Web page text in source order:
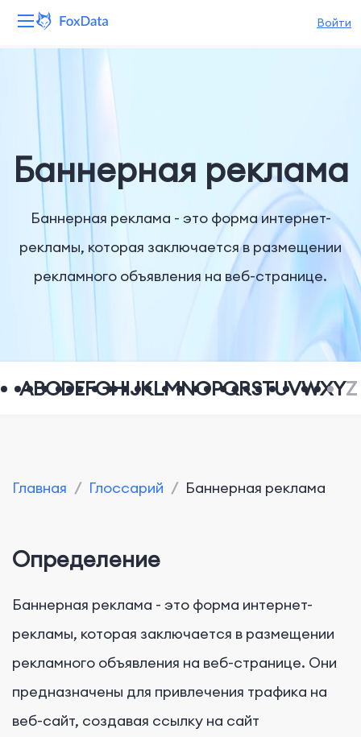
Войти
Решения
Ресурсы
Компания
Баннерная реклама
Баннерная реклама - это форма интернет-
рекламы, которая заключается в размещении
рекламного объявления на веб-странице.
ABCDEFGHIJKLMNOPQRSTUVWXYZ
Главная / Глоссарий / Баннерная реклама
Определение
Баннерная реклама - это форма интернет-
рекламы, которая заключается в размещении
рекламного объявления на веб-странице. Они
предназначены для привлечения трафика на
веб-сайт, создавая ссылку на сайт